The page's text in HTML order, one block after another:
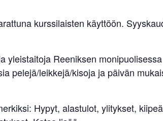
kurssilaisten käyttöön.
yleistaitoja Reeniksen monipuolisessa
pelejä/leikkejä/kisoja ja päivän
Hypyt, alastulot, ylitykset,